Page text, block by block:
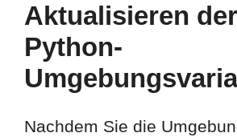
Aktualisieren der
Python-
Nachdem Sie die